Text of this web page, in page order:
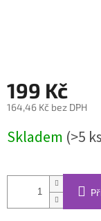
199 Kč
164,46 Kč bez DPH
cena:
Skladem (>5